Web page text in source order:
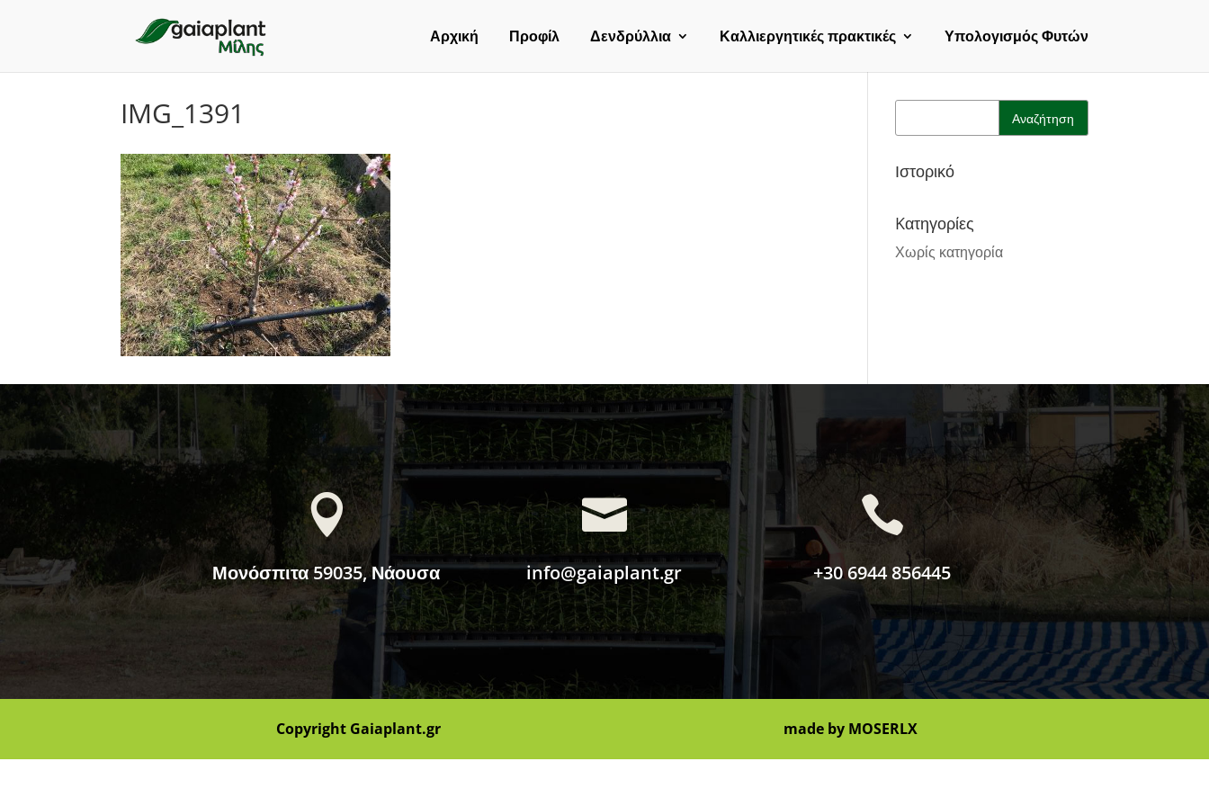
Αρχική Προφίλ Δενδρύλλια Καλλιεργητικές πρακτικές Υπολογισμός Φυτών
IMG_1391
Ιστορικό
Kατηγορίες
Χωρίς κατηγορία

Μονόσπιτα 59035, Νάουσα

info@gaiaplant.gr

+30 6944 856445
Copyright Gaiaplant.gr made by MOSERLX